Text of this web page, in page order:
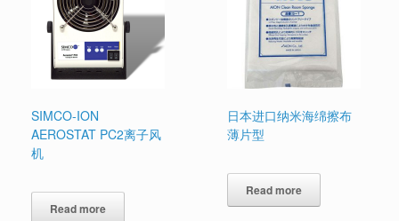
SIMCO-ION
AEROSTAT PC2离子风
机
Read more
日本进口纳米海绵擦布
薄片型
Read more